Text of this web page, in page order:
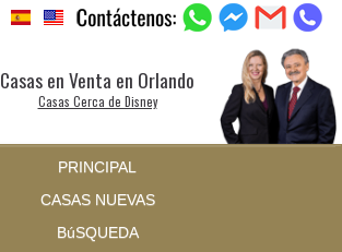
Casas en Venta en Orlando
Casas Cerca de Disney
PRINCIPAL
CASAS NUEVAS
BúSQUEDA